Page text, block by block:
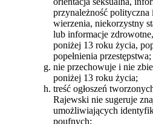
przynależność
wierzenia, niekorzystny
lub informacje
poniżej 13 roku życia,
popełnienia przestępstwa;
nie przechowuje i nie
poniżej 13 roku życia;
treść ogłoszeń
Rajewski nie sugeruje
umożliwiających
poufnych;